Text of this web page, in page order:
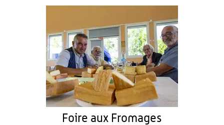
Foire aux Fromages